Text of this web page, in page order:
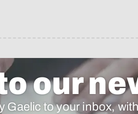
our
Gaelic to your inbox,